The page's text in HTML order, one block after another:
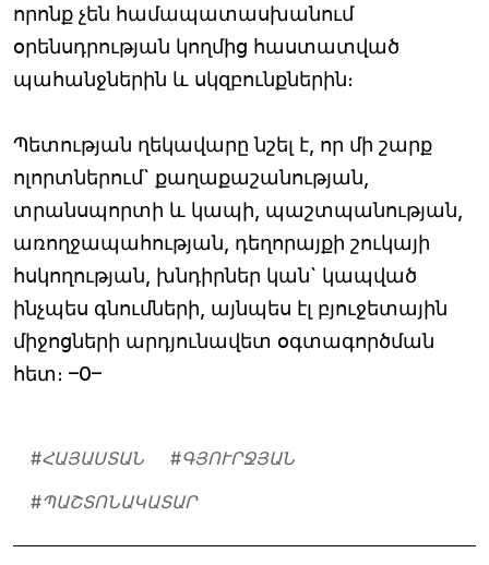
որոնք չեն համապատասխանում
օրենսդրության կողմից հաստատված
պահանջներին և սկզբունքներին։
Պետության ղեկավարը նշել է, որ մի շարք
ոլորտներում` քաղաքաշանության,
տրանսպորտի և կապի, պաշտպանության,
առողջապահության, դեղորայքի շուկայի
հսկողության, խնդիրներ կան` կապված
ինչպես գնումների, այնպես էլ բյուջետային
միջոցների արդյունավետ օգտագործման
հետ։ –0–
#ՀԱՅԱՍՏԱՆ #ԳՅՈՒՐՋՅԱՆ
#ՊԱՇՏՈՆԱԿԱՏԱՐ